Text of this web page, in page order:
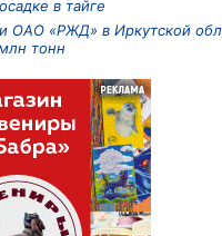
в тайге
ОАО «РЖД» в Иркутской
тонн